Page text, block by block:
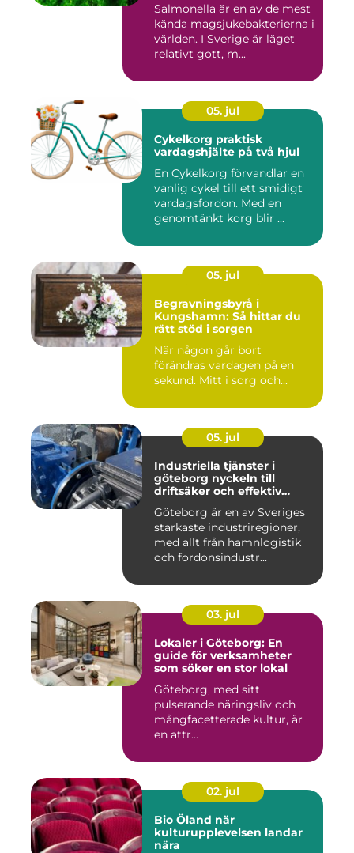
Salmonella är en av de mest
kända magsjukebakterierna i
världen. I Sverige är läget
relativt gott, m...
05. jul
Cykelkorg praktisk
vardagshjälte på två hjul
En Cykelkorg förvandlar en
vanlig cykel till ett smidigt
vardagsfordon. Med en
genomtänkt korg blir ...
05. jul
Begravningsbyrå i
Kungshamn: Så hittar du
rätt stöd i sorgen
När någon går bort
förändras vardagen på en
sekund. Mitt i sorg och...
05. jul
Industriella tjänster i
göteborg nyckeln till
driftsäker och effektiv
Göteborg är en av Sveriges
starkaste industriregioner,
med allt från hamnlogistik
och fordonsindustr...
03. jul
Lokaler i Göteborg: En
guide för verksamheter
som söker en stor lokal
Göteborg, med sitt
pulserande näringsliv och
mångfacetterade kultur, är
en attr...
02. jul
Bio Öland när
kulturupplevelsen landar
nära